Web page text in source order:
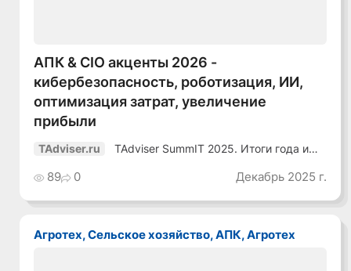
АПК & CIO акценты 2026 -
кибербезопасность, роботизация, ИИ,
оптимизация затрат, увеличение
прибыли
TAdviser.ru
TAdviser SummIT 2025. Итоги года и
89 0 Декабрь 2025 г.
Агротех, Сельское хозяйство, АПК, Агротех